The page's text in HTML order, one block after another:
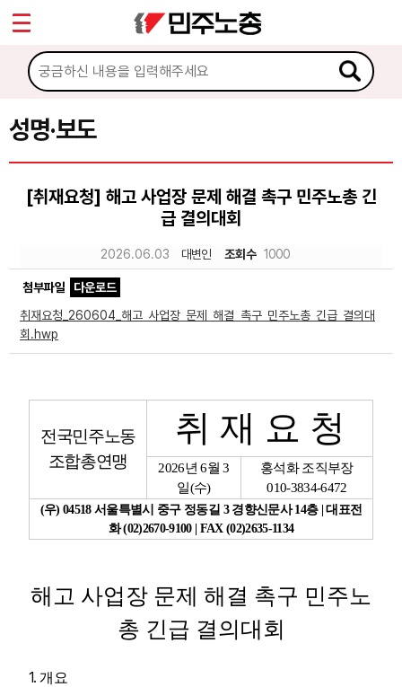
성명·보도
[취재요청] 해고 사업장 문제 해결 촉구 민주노총 긴
급 결의대회
2026.06.03 대변인 조회수 1000
첨부파일
다운로드
취재요청_260604_해고 사업장 문제 해결 촉구 민주노총 긴급 결의대
회.hwp
전국민주노동
조합총연맹
취 재 요 청
2026년6월3
일(수)
홍석화 조직부장
010-3834-6472
(우) 04518서울특별시 중구 정동길 3 경향신문사14층 |대표전
화(02)2670-9100 | FAX (02)2635-1134
해고 사업장 문제 해결 촉구 민주노
총 긴급 결의대회
1. 개요
마이페이지
소개
소식
공지사항
성명·보도
노동상담
자료
업무
Sketchbook5, 스케치북5
Sketchbook5, 스케치북5